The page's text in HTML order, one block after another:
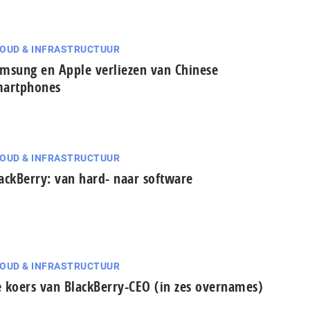
& INFRASTRUCTUUR
en Apple verliezen van Chinese
& INFRASTRUCTUUR
van hard- naar software
& INFRASTRUCTUUR
koers van BlackBerry-CEO (in zes overnames)